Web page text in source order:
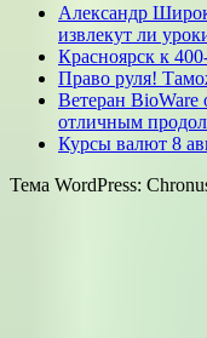
Александр
извлекут ли
Красноярск к
Право руля!
Ветеран BioWare
отличным
Курсы валют 8
Тема WordPress: